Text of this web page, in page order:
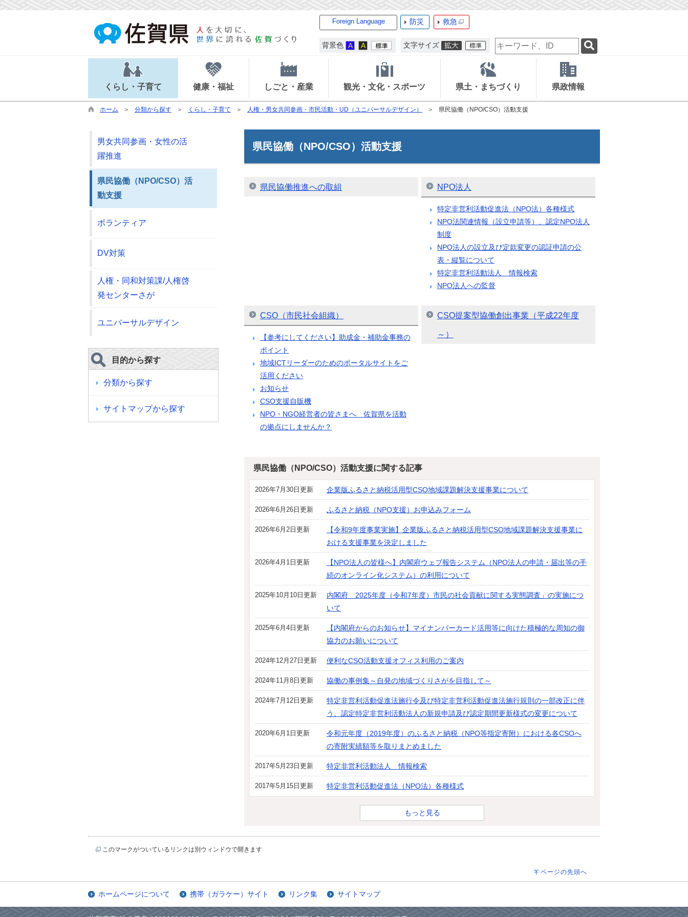
Foreign Language 防災 救急
背景色 文字サイズ
検
索
ー
ー
ド
くらし・子育て 健康・福祉 しごと・産業 観光・文化・スポーツ 県土・まちづくり 県政情報
ホーム 分類から探す くらし・子育て 人権・男女共同参画・市民活動・UD（ユニバーサルデザイン） 県民協働（NPO/CSO）活動支援
県民協働（NPO/CSO）活動支援
県民協働推進への取組 NPO法人
特定非営利活動促進法（NPO法）各種様式
NPO法関連情報（設立申請等）、認定NPO法人
制度
NPO法人の設立及び定款変更の認証申請の公
表・縦覧について
特定非営利活動法人 情報検索
NPO法人への監督
CSO（市民社会組織）
【参考にしてください】助成金・補助金事務の
ポイント
地域ICTリーダーのためのポータルサイトをご
活用ください
お知らせ
CSO支援自販機
NPO・NGO経営者の皆さまへ 佐賀県を活動
の拠点にしませんか？
CSO提案型協働創出事業（平成22年度
～）
県民協働（NPO/CSO）活動支援に関する記事
2026年7月30日更新 企業版ふるさと納税活用型CSO地域課題解決支援事業について
2026年6月26日更新 ふるさと納税（NPO支援）お申込みフォーム
2026年6月2日更新
【令和9年度事業実施】企業版ふるさと納税活用型CSO地域課題解決支援事業に
おける支援事業を決定しました
2026年4月1日更新
【NPO法人の皆様へ】内閣府ウェブ報告システム（NPO法人の申請・届出等の手
続のオンライン化システム）の利用について
2025年10月10日更新
内閣府 2025年度（令和7年度）市民の社会貢献に関する実態調査」の実施につ
いて
2025年6月4日更新
【内閣府からのお知らせ】マイナンバーカード活用等に向けた積極的な周知の御
協力のお願いについて
2024年12月27日更新 便利なCSO活動支援オフィス利用のご案内
2024年11月8日更新 協働の事例集～自発の地域づくりさがを目指して～
2024年7月12日更新
特定非営利活動促進法施行令及び特定非営利活動促進法施行規則の一部改正に伴
う、認定特定非営利活動法人の新規申請及び認定期間更新様式の変更について
2020年6月1日更新
令和元年度（2019年度）のふるさと納税（NPO等指定寄附）における各CSOへ
の寄附実績額等を取りまとめました
2017年5月23日更新 特定非営利活動法人 情報検索
2017年5月15日更新 特定非営利活動促進法（NPO法）各種様式
もっと見る
男女共同参画・女性の活
躍推進
県民協働（NPO/CSO）活
動支援
ボランティア
DV対策
人権・同和対策課/人権啓
発センターさが
ユニバーサルデザイン
目的から探す
分類から探す
サイトマップから探す
このマークがついているリンクは別ウィンドウで開きます
ページの先頭へ
ホームページについて 携帯（ガラケー）サイト リンク集 サイトマップ